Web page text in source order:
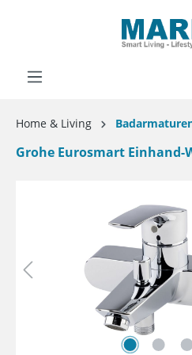
Home & Living
Grohe Eurosmart